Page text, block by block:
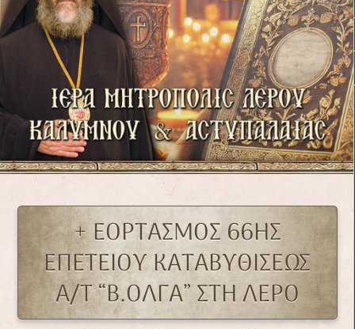
+ ΕΟΡΤΑΣΜΟΣ 66ΗΣ
ΕΠΕΤΕΙΟΥ ΚΑΤΑΒΥΘΙΣΕΩΣ
Α/Τ “Β.ΟΛΓΑ” ΣΤΗ ΛΕΡΟ